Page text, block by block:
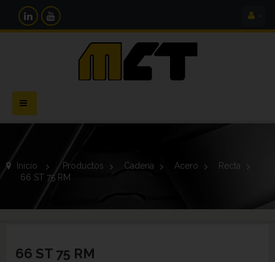
Navegación
Toggle
Inicio > Productos > Cadena > Acero >
Recta
66 ST 75 RM
66 ST 75 RM